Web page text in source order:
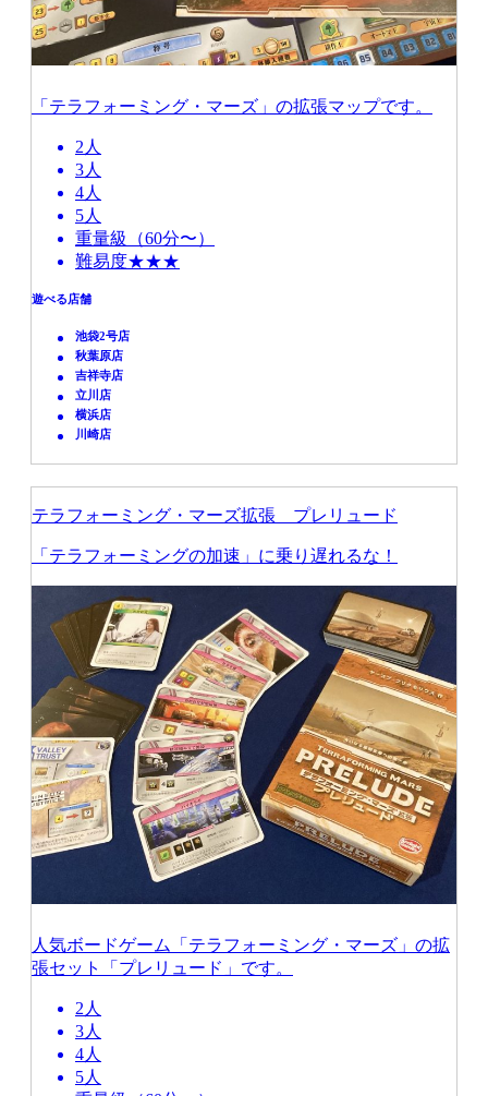
「テラフォーミング・マーズ」の拡張マップです。
2人
3人
4人
5人
重量級（60分〜）
難易度★★★
遊べる店舗
池袋2号店
秋葉原店
吉祥寺店
立川店
横浜店
川崎店
テラフォーミング・マーズ拡張 プレリュード
「テラフォーミングの加速」に乗り遅れるな！
人気ボードゲーム「テラフォーミング・マーズ」の拡
張セット「プレリュード」です。
2人
3人
4人
5人